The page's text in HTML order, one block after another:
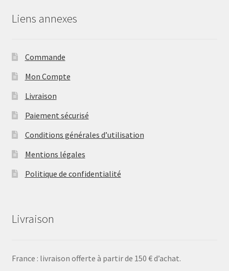
Liens annexes
Commande
Mon Compte
Livraison
Paiement sécurisé
Conditions générales d’utilisation
Mentions légales
Politique de confidentialité
Livraison
France : livraison offerte à partir de 150 € d’achat.